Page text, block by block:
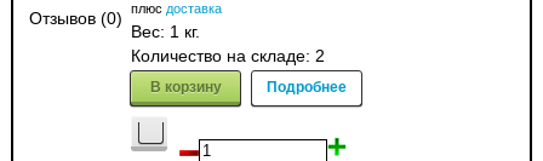
Отзывов (0)
плюс доставка
Вес: 1 кг.
Количество на складе:2
В корзину Подробнее